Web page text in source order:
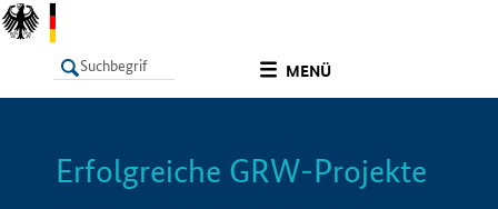
MENÜ
LISTE Info
Erfolgreiche GRW-Projekte